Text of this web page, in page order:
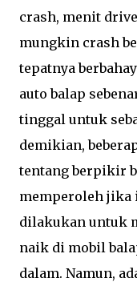
crash, menit
mungkin crash
tepatnya
auto balap
tinggal untuk
demikian,
tentang berpikir
memperoleh jika
dilakukan untuk
naik di mobil
dalam. Namun,